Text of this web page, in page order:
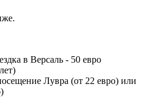
в Версаль - 50 евро
Лувра (от 22 евро) или